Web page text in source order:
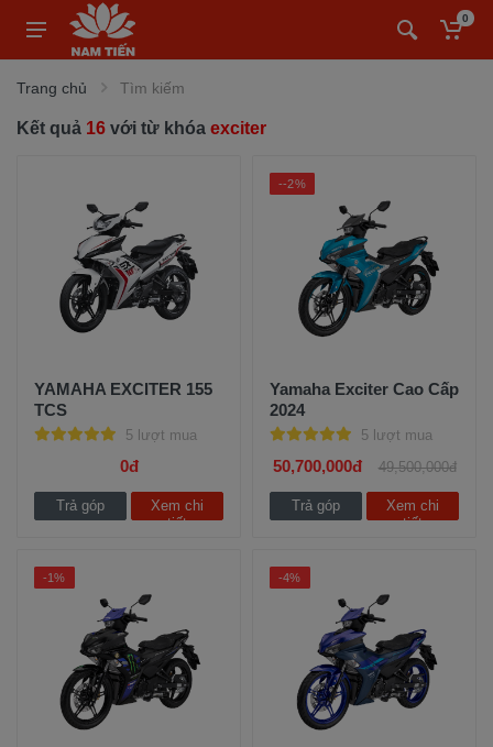
0
Trang chủ Tìm kiếm
Kết quả 16 với từ khóa exciter
YAMAHA EXCITER 155
TCS
5 lượt mua
0đ
Trả góp
Xem chi
tiết
--2%
Yamaha Exciter Cao Cấp
2024
5 lượt mua
50,700,000đ 49,500,000đ
Trả góp
Xem chi
tiết
-1% -4%